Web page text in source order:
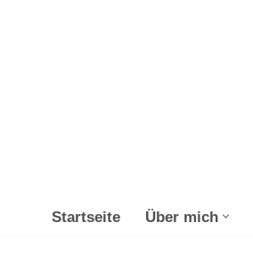
Startseite Über mich